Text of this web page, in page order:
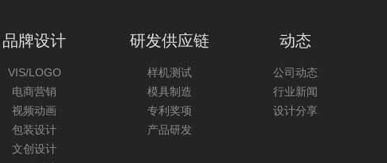
品牌设计
VIS/LOGO
电商营销
视频动画
包装设计
文创设计
研发供应链
样机测试
模具制造
专利奖项
产品研发
动态
公司动态
行业新闻
设计分享